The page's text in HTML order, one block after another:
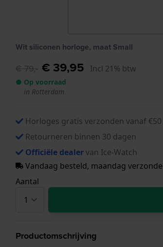
Wit siliconen horloge, maat Small
€ 79,- € 39,95 Incl 21% btw
● Op voorraad
in Rotterdam
Horloges gratis verzonden vanaf €50
Retourneren binnen 30 dagen
Officiële dealervan Ice-Watch
Vandaag besteld, maandag
Aantal
Productomschrijving